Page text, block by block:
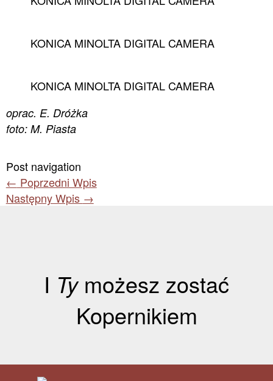
KONICA MINOLTA DIGITAL CAMERA
KONICA MINOLTA DIGITAL CAMERA
oprac. E. Dróżka
foto: M. Piasta
Post navigation
← Poprzedni Wpis
Następny Wpis →
I Tymożesz zostać
Kopernikiem